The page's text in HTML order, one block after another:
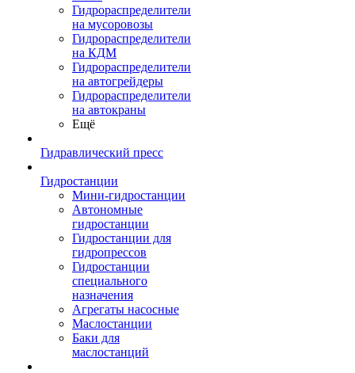
Гидрораспределители
на мусоровозы
Гидрораспределители
на КДМ
Гидрораспределители
на автогрейдеры
Гидрораспределители
на автокраны
Ещё
Гидравлический пресс
Гидростанции
Мини-гидростанции
Автономные
гидростанции
Гидростанции для
гидропрессов
Гидростанции
специального
назначения
Агрегаты насосные
Маслостанции
Баки для
маслостанций